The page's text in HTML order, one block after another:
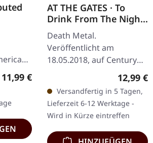
Regulärer Preis:
11,99 €
AT THE GATES · To
Drink From The Night
Itself | CD
Death Metal.
Veröffentlicht am
18.05.2018, auf Century
Media Records. CD im
Jewelcase. Die Götter des
schwedischen Melodic
Death Metal schlagen…
12,99 €
Versandfertig in 5 Tagen,
Lieferzeit 6-12 Werktage -
Wird in Kürze eintreffen